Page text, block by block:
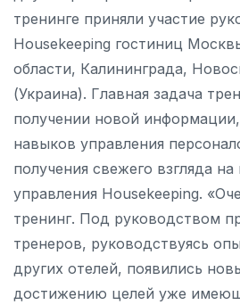
тренинге приняли участие
Housekeeping гостиниц
области, Калининграда,
(Украина). Главная задача
получении новой
навыков управления
получения свежего взгляда
управления Housekeeping.
тренинг. Под руководством
тренеров, руководствуясь
других отелей, появились
достижению целей уже